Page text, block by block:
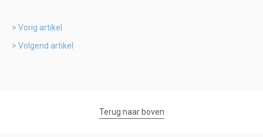
Vorig artikel
Volgend artikel
Terug naar boven